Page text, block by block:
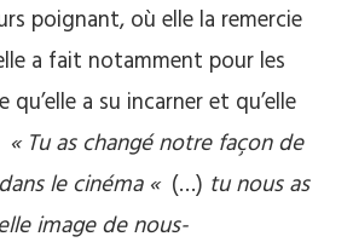
poignant, où elle la remercie
a fait notamment pour les
qu’elle a su incarner et qu’elle
« Tu as changé notre façon de
le cinéma « (…) tu nous as
image de nous-